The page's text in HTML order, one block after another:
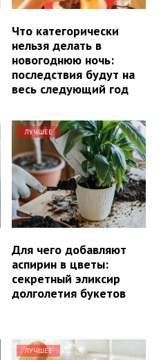
Что категорически
нельзя делать в
новогоднюю ночь:
последствия будут на
весь следующий год
ЛУЧШЕЕ
Для чего добавляют
аспирин в цветы:
секретный эликсир
долголетия букетов
ЛУЧШЕЕ